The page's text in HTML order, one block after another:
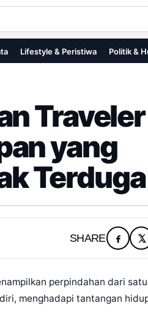
Lifestyle & Peristiwa Politik &
Traveler
yang
Terduga
SHARE
perpindahan dari
menghadapi tantangan